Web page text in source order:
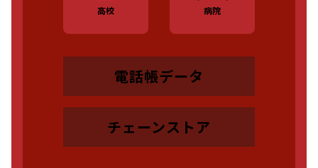
高校 病院
電話帳データ
チェーンストア